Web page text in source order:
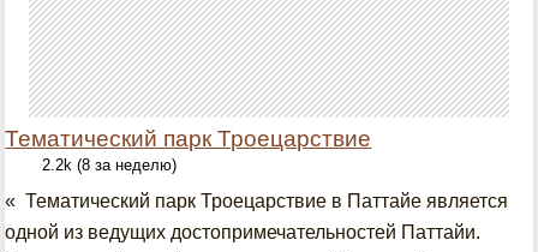
Тематический парк Троецарствие
2.2k (8 за неделю)
« Тематический парк Троецарствие в Паттайе является
одной из ведущих достопримечательностей Паттайи.